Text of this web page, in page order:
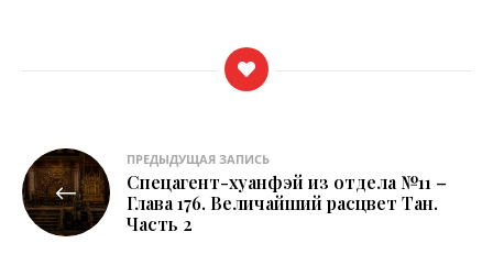
Навигация
по
записям
ПРЕДЫДУЩАЯ ЗАПИСЬ
Спецагент-хуанфэй из отдела №11 –
Глава 176. Величайший расцвет Тан.
Часть 2